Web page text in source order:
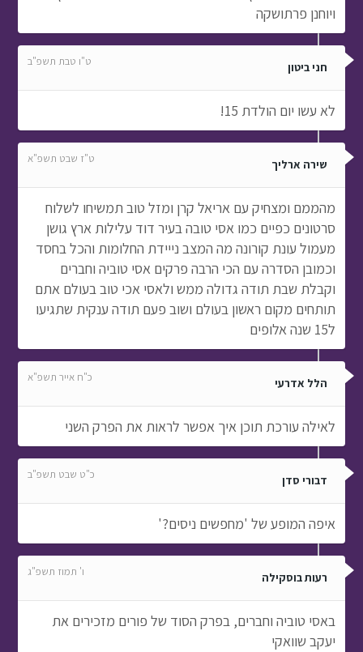
ויוחנן פרתושקה
חני ביטון ט"ו טבת תשפ"ב
לא עשו יום הולדת 15!
שירה ארליך ט"ז שבט תשפ"א
מהממם ומצחיק עם אריאל קרן ומזל טוב תמשיחו לשלוח
סרטונים כפיים כמו אסי טובה בעיר דוד עלילות ארץ גושן
מעמול עונת קורונה מה המצב נייידת החלומות והכל בחסד
וכמובן הסדרה עם הכי הרבה פרקים אסי טוביה וחברים
וקבלת שבת תודה גדולה ממש ולאסי אכי טוב בעולם אתם
תותחים מקום ראשון בעולם ושוב פעם תודה ענקית שתגיעו
ל15 שנה אלופים
הלל אדרעי כ"ח אייר תשפ"א
לאילה עורכת תוכן איך אפשר לראות את הפרק השני
דבורי סדן כ"ט שבט תשפ"ב
איפה המופע של 'מחפשים ניסים?'
רעות בוסקילה ו' תמוז תשפ"ג
באסי טוביה וחברים, בפרק הסוד של פורים מזכירים את
יעקב שוואקי